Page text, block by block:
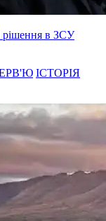
рішення в ЗСУ
ІСТОРІЯ